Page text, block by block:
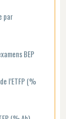
par
BEP
l’ETFP (%